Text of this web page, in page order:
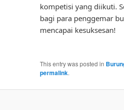
kompetisi yang diikuti.
bagi para penggemar
mencapai kesuksesan!
This entry was posted in
permalink.